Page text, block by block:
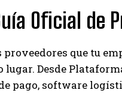
Oficial de
que tu
Desde
pago, software